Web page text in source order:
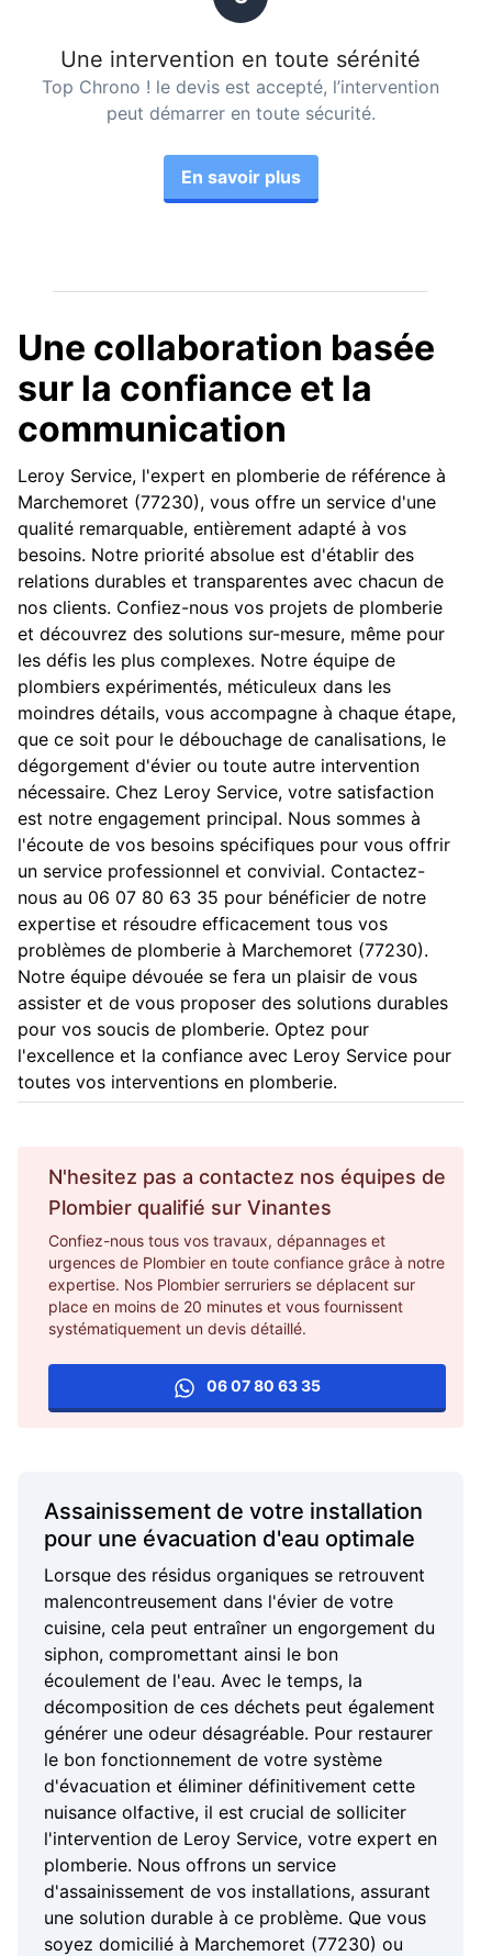
Une intervention en toute sérénité
Top Chrono ! le devis est accepté, l’intervention
peut démarrer en toute sécurité.
En savoir plus
Une collaboration basée
sur la confiance et la
communication
Leroy Service, l'expert en plomberie de référence à
Marchemoret (77230), vous offre un service d'une
qualité remarquable, entièrement adapté à vos
besoins. Notre priorité absolue est d'établir des
relations durables et transparentes avec chacun de
nos clients. Confiez-nous vos projets de plomberie
et découvrez des solutions sur-mesure, même pour
les défis les plus complexes. Notre équipe de
plombiers expérimentés, méticuleux dans les
moindres détails, vous accompagne à chaque étape,
que ce soit pour le débouchage de canalisations, le
dégorgement d'évier ou toute autre intervention
nécessaire. Chez Leroy Service, votre satisfaction
est notre engagement principal. Nous sommes à
l'écoute de vos besoins spécifiques pour vous offrir
un service professionnel et convivial. Contactez-
nous au 06 07 80 63 35 pour bénéficier de notre
expertise et résoudre efficacement tous vos
problèmes de plomberie à Marchemoret (77230).
Notre équipe dévouée se fera un plaisir de vous
assister et de vous proposer des solutions durables
pour vos soucis de plomberie. Optez pour
l'excellence et la confiance avec Leroy Service pour
toutes vos interventions en plomberie.
N'hesitez pas a contactez nos équipes de
Plombier qualifié sur Vinantes
Confiez-nous tous vos travaux, dépannages et
urgences de Plombier en toute confiance grâce à notre
expertise. Nos Plombier serruriers se déplacent sur
place en moins de 20 minutes et vous fournissent
systématiquement un devis détaillé.
06 07 80 63 35
Assainissement de votre installation
pour une évacuation d'eau optimale
Lorsque des résidus organiques se retrouvent
malencontreusement dans l'évier de votre
cuisine, cela peut entraîner un engorgement du
siphon, compromettant ainsi le bon
écoulement de l'eau. Avec le temps, la
décomposition de ces déchets peut également
générer une odeur désagréable. Pour restaurer
le bon fonctionnement de votre système
d'évacuation et éliminer définitivement cette
nuisance olfactive, il est crucial de solliciter
l'intervention de Leroy Service, votre expert en
plomberie. Nous offrons un service
d'assainissement de vos installations, assurant
une solution durable à ce problème. Que vous
soyez domicilié à Marchemoret (77230) ou